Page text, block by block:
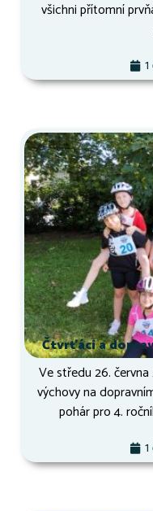
všichni přítomní
Čtvrťáci a
Ve středu 26.
výchovy na
pohár pro 4.